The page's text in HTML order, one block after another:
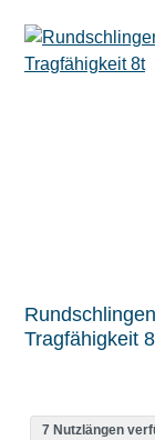
Tragfähigkeit
7 Nutzlängen